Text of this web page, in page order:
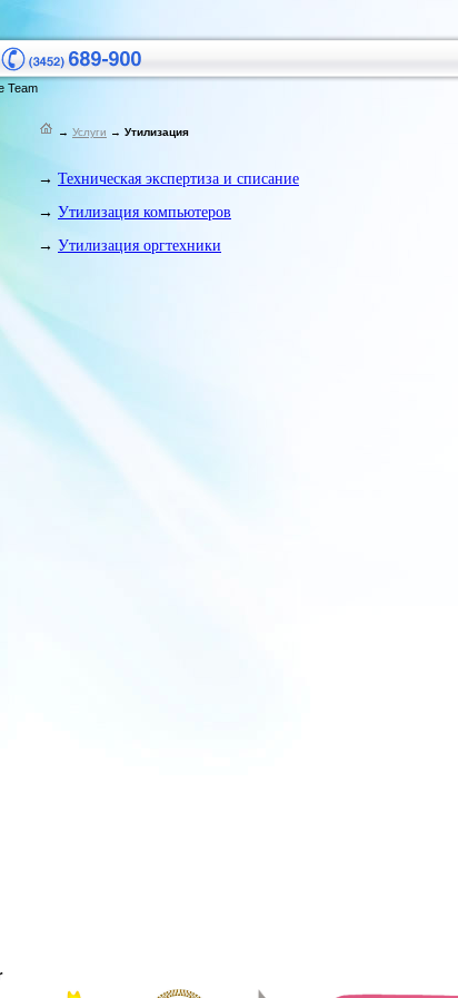
Team
→ Услуги → Утилизация
→ Техническая экспертиза и списание
→ Утилизация компьютеров
→ Утилизация оргтехники